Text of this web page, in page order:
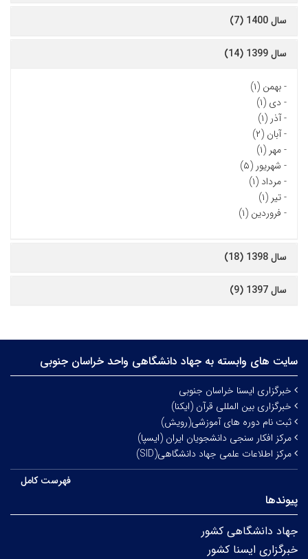
سال 1400 (7)
سال 1399 (14)
-بهمن (۱)
- دی (۱)
-آذر (۱)
-آبان (۲)
-مهر (۱)
- شهریور (۵)
-مرداد (۱)
-تیر (۱)
- فروردین (۱)
سال 1398 (18)
سال 1397 (9)
سایت های وابسته به جهاد دانشگاهی واحد خراسان جنوبی
خبرگزاری ایسنا خراسان جنوبی
خبرگزاری بین المللی قرآن (ایکنا)
ثبت نام دوره های آموزشی(رویش)
مرکز افکار سنجی دانشجویان ایران (ایسپا)
مرکز اطلاعات علمی جهاد دانشگاهی(SID)
فهرست کامل
پیوندها
جهاد دانشگاهی کشور
خبرگزاری ایسنا کشور